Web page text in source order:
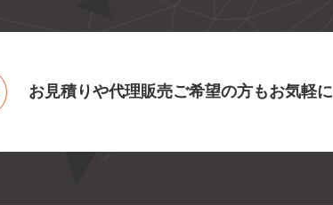
お見積りや代理販売ご希望の方もお気軽に